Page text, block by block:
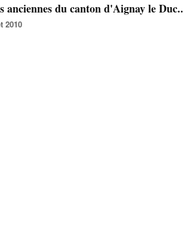
anciennes du canton d'Aignay le
2010